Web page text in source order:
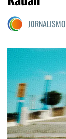
Matérias Exclusivas
JORNALISMO